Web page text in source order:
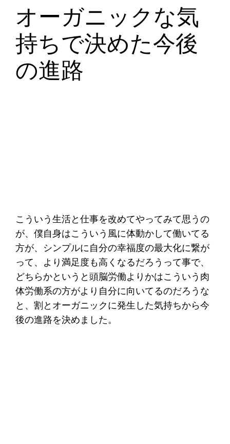
オーガニックな気
持ちで決めた今後
の進路
こういう生活と仕事を改めてやってみて思うの
が、僕自身はこういう風に体動かして働いてる
方が、シンプルに自分の幸福度の最大化に繋が
って、より満足度も高くなるだろうって事で、
どちらかというと頭脳労働よりかはこういう肉
体労働系の方がより自分に向いてるのだろうな
と、割とオーガニックに発生した気持ちから今
後の進路を決めました。